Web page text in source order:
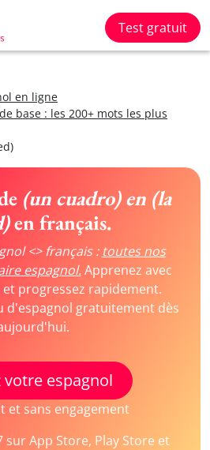
Test gratuit
en ligne
base : les 200+ mots les plus
(un cuadro) en (la
en français.
<> français : toutes nos
espagnol.Apprenez avec
progressez rapidement.
d'espagnol gratuitement dès
votre espagnol
et sans engagement
sur App Store, Play Store et